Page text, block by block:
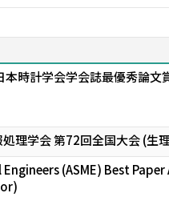
時計学会学会誌最優秀論
理学会 第72回全国大会 (
(ASME) Best